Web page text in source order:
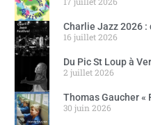
Charlie Jazz 2026 :
16 juillet 2026
Du Pic St Loup à
2 juillet 2026
Thomas Gaucher «
30 juin 2026